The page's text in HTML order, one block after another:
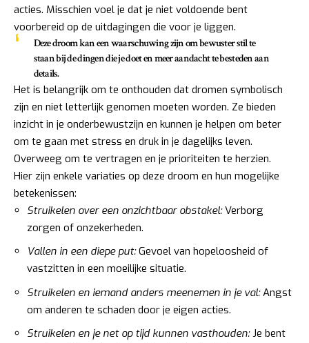
acties. Misschien voel je dat je niet voldoende bent
voorbereid op de uitdagingen die voor je liggen.
Deze droom kan een waarschuwing zijn ombewuster stil te
staanbij de dingen die je doet en meer aandacht te besteden aan
details.
Het is belangrijk om te onthouden dat dromen symbolisch
zijn en niet letterlijk genomen moeten worden. Ze bieden
inzicht in je onderbewustzijn en kunnen je helpen om beter
om te gaan met stress en druk in je dagelijks leven.
Overweeg om te vertragen en je prioriteiten te herzien.
Hier zijn enkele variaties op deze droom en hun mogelijke
betekenissen:
Struikelen over een onzichtbaar obstakel:Verborg
zorgen of onzekerheden.
Vallen in een diepe put:Gevoel van hopeloosheid of
vastzitten in een moeilijke situatie.
Struikelen en iemand anders meenemen in je val:Angst
om anderen te schaden door je eigen acties.
Struikelen en je net op tijd kunnen vasthouden:Je bent